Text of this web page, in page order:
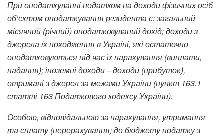
При оподаткуванні податком на доходи фізичних осіб
об’єктом оподаткування резидента є: загальний
місячний (річний) оподатковуваний дохід; доходи з
джерела їх походження в Україні, які остаточно
оподатковуються під час їх нарахування (виплати,
надання); іноземні доходи – доходи (прибуток),
отримані з джерел за межами України (пункт 163.1
статті 163 Податкового кодексу України).
Особою, відповідальною за нарахування, утримання
та сплату (перерахування) до бюджету податку з